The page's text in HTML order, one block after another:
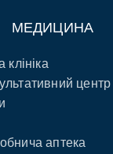
МЕДИЦИНА
клініка
центр
аптека